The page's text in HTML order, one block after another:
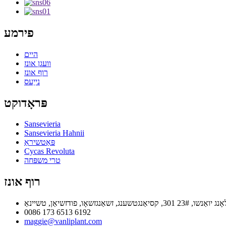
פירמע
היים
וועגן אונז
רוף אונז
נייַעס
פּראָדוקט
Sansevieria
Sansevieria Hahnii
פּאַטשיראַ
Cycas Revoluta
טרי משפּחה
רוף אונז
0086 173 6513 6192
maggie@vanliplant.com